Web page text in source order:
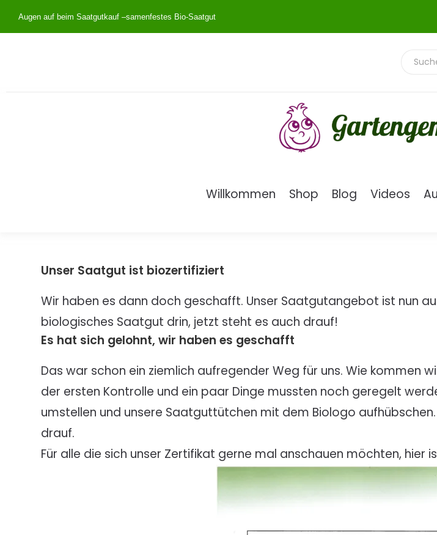
Augen auf beim Saatgutkauf –samenfestes Bio-Saatgut
Willkommen Shop Blog Videos
Unser Saatgut ist biozertifiziert
Wir haben es dann doch geschafft. Unser Saatgutangebot ist nun
biologisches Saatgut drin, jetzt steht es auch drauf!
Es hat sich gelohnt, wir haben es geschafft
Das war schon ein ziemlich aufregender Weg für uns. Wie kommen
der ersten Kontrolle und ein paar Dinge mussten noch geregelt
umstellen und unsere Saatguttütchen mit dem Biologo
drauf.
Für alle die sich unser Zertifikat gerne mal anschauen möchten, hier